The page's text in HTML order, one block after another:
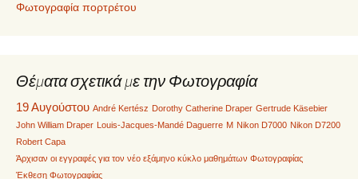
Φωτογραφία πορτρέτου
Θέματα σχετικά με την Φωτογραφία
19 Αυγούστου André Kertész Dorothy Catherine Draper Gertrude Käsebier
John William Draper Louis-Jacques-Mandé Daguerre M Nikon D7000 Nikon D7200
Robert Capa
Άρχισαν οι εγγραφές για τον νέο εξάμηνο κύκλο μαθημάτων Φωτογραφίας
Έκθεση Φωτογραφίας